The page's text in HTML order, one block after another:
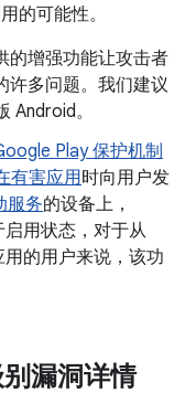
的可能性。
的增强功能让攻击者
许多问题。我们建议
Android。
Play 保护机制
有害应用时向用户发
服务的设备上，
用状态，对于从
的用户来说，该功
漏洞详情